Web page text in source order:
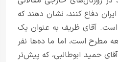
دفاع کنند، نشان دهند که
است. آقای ظریف به عنوان یک
مطرح است، اما ما ده‌ها نفر
آقای حمید ابوطالبی، که پیش‌تر